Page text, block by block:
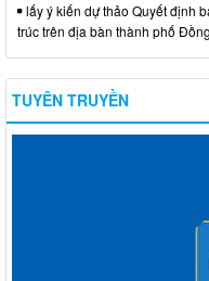
lấy ý kiến dự thảo Quyết định
trúc trên địa bàn thành phố
TUYÊN TRUYỀN